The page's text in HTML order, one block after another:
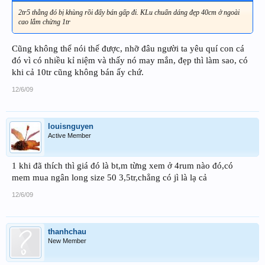
2tr5 thằng đó bị khùng rồi đấy bán gấp đi. KLu chuẩn dáng đẹp 40cm ở ngoài
cao lắm chừng 1tr
Cũng không thể nói thế được, nhỡ đâu người ta yêu quí con cá
đó vì có nhiều kỉ niệm và thấy nó may mắn, đẹp thì làm sao, có
khi cả 10tr cũng không bán ấy chứ.
12/6/09
louisnguyen
Active Member
1 khi đã thích thì giá đó là bt,m từng xem ở 4rum nào đó,có
mem mua ngân long size 50 3,5tr,chẳng có jì là lạ cả
12/6/09
thanhchau
New Member